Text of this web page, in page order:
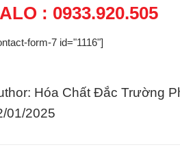
: 0933.920.505
form-7 id="1116"]
Hóa Chất Đắc Trường
01/2025